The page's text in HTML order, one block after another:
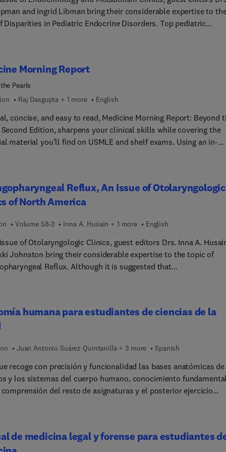
and Ingrid Libman bring their considerable expertise to
Disparities in Pediatric Endocrine Disorders. Top pediatric
patient care in the areas of diabetes, bone disease, puberty,
and more.
Morning Report
Pearls
Raj Dasgupta + 1 more English
concise, and easy to read, Medicine Morning Report: Beyond
Second Edition, sharpens your clinical skills while covering the
material you’ll find on USMLE and shelf exams. Using an in-
sound, evidence-based approach to realistic patient scenarios.
revised edition contains updates from cover to cover, keeping
with new clinical guidelines and advances in internal
Reflux, An Issue of Otolaryngologic
of North America
Volume 58-3 Inna A. Husain + 1 more English
of Otolaryngologic Clinics, guest editors Drs. Inna A.
Johnston bring their considerable expertise to the topic of
Reflux. Although it is suggested that
burden. In this edition, top experts review up-to-date
on pathophysiology of LPRD, including typical and atypical
directions of LPRD management.
humana para estudiantes de ciencias de la
Juan Antonio Suárez Quintanilla + 3 more Spanish
recoge con precisión y funcionalidad las bases anatómicas
y los sistemas del cuerpo humano, conocimiento
comprensión del resto de asignaturas y el posterior ejercicio
aplicada a su futura profesión. Incluye 130 ilustraciones
de medicina legal y forense para estudiantes